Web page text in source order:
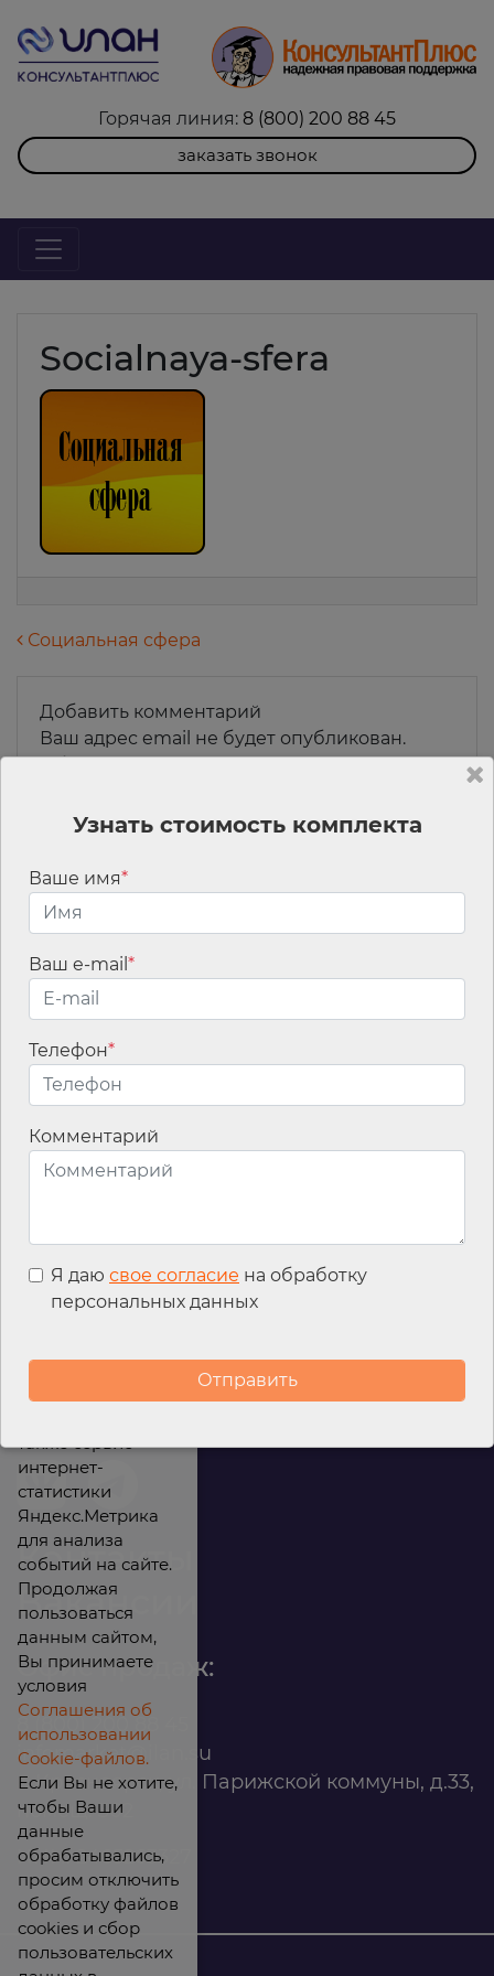
Горячая линия: 8 (800) 200 88 45
заказать звонок
Socialnaya-sfera
Навигация по записям
Социальная сфера
Добавить комментарий
Ваш адрес email не будет опубликован.
Обязательные поля помечены*
Имя*
Email*
Контакты
Вакансии
Офис продаж:
infomarket@ilan.su
г. Красноярск, ул. Парижской коммуны, д.33,
помещ. 302
ИНН: 2465263327
Узнать стоимость комплекта
Ваше имя*
Ваш e-mail *
Телефон*
Комментарий
Я даю свое согласие на обработку
персональных данных
файлы cookies для
улучшения
также сервис
интернет-
статистики
Яндекс.Метрика
для анализа
событий на сайте.
Продолжая
пользоваться
данным сайтом,
Вы принимаете
условия
Соглашения об
использовании
Cookie-файлов.
Если Вы не хотите,
чтобы Ваши
данные
обрабатывались,
просим отключить
обработку файлов
cookies и сбор
пользовательских